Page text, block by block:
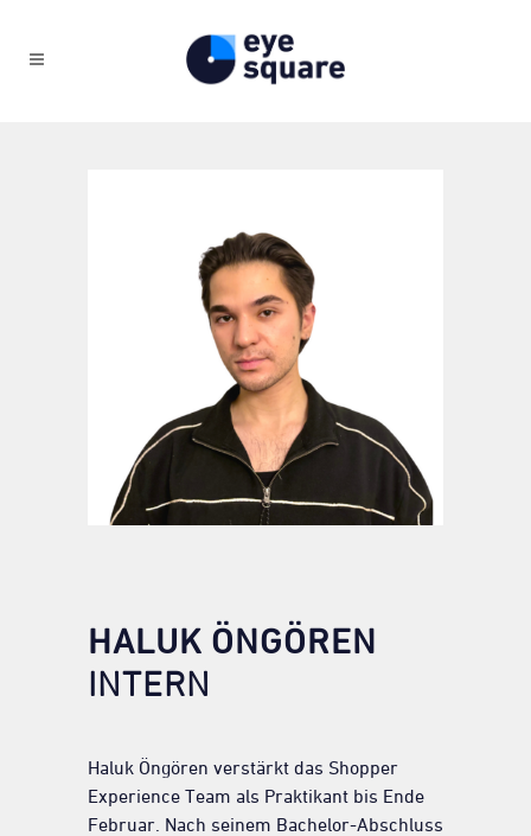
HALUK ÖNGÖREN
INTERN
Haluk Öngören verstärkt das Shopper
Experience Team als Praktikant bis Ende
Februar. Nach seinem Bachelor-Abschluss